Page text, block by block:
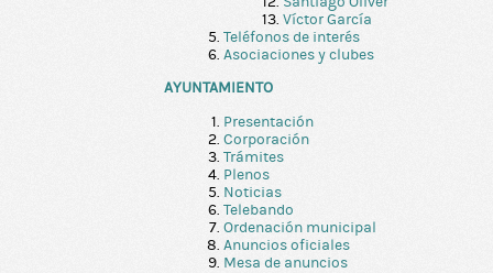
Víctor García
Teléfonos de interés
Asociaciones y clubes
AYUNTAMIENTO
Presentación
Corporación
Trámites
Plenos
Noticias
Telebando
Ordenación municipal
Anuncios oficiales
Mesa de anuncios